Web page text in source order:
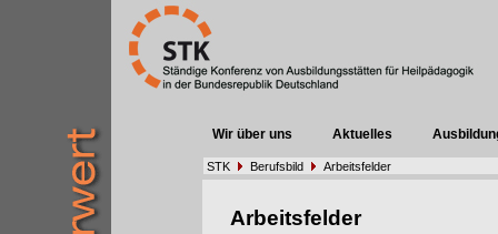
Wir über uns Aktuelles
STK Berufsbild Arbeitsfelder
Arbeitsfelder